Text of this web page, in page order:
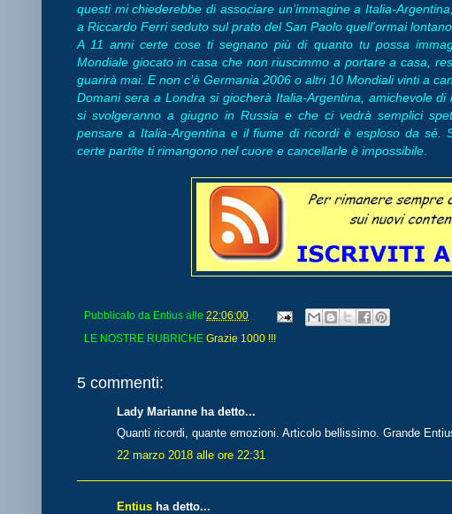
questi mi chiederebbe di associare un’immagine a Italia-
a Riccardo Ferri seduto sul prato del San Paolo quell’ormai
A 11 anni certe cose ti segnano più di quanto tu possa
Mondiale giocato in casa che non riuscimmo a portare a casa,
guarirà mai. E non c’è Germania 2006 o altri 10 Mondiali vinti a
Domani sera a Londra si giocherà Italia-Argentina, amichevole
si svolgeranno a giugno in Russia e che ci vedrà semplici
pensare a Italia-Argentina e il fiume di ricordi è esploso da sé.
certe partite ti rimangono nel cuore e cancellarle è impossibile
Pubblicato da Entius alle 22:06:00
LE NOSTRE RUBRICHE Grazie 1000 !!!
5 commenti:
Lady Marianne ha detto...
Quanti ricordi, quante emozioni. Articolo bellissimo. Grande
22 marzo 2018 alle ore 22:31
Entius ha detto...